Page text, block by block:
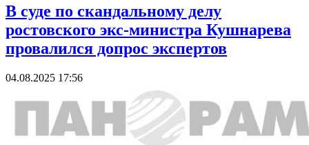
В суде по скандальному делу
ростовского экс-министра Кушнарева
провалился допрос экспертов
04.08.2025 17:56